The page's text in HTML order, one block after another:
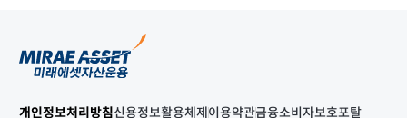
개인정보처리방침신용정보활용체제 이용약관금융소비자보호포탈